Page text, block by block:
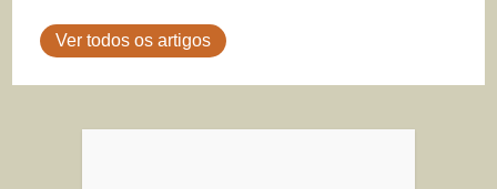
Ver todos os artigos